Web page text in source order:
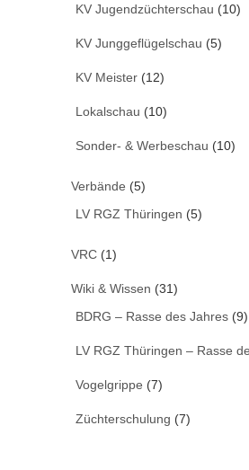
KV Jugendzüchterschau (10)
KV Junggeflügelschau (5)
KV Meister (12)
Lokalschau (10)
Sonder- & Werbeschau (10)
Verbände (5)
LV RGZ Thüringen (5)
VRC (1)
Wiki & Wissen (31)
BDRG – Rasse des Jahres (9)
LV RGZ Thüringen – Rasse
Vogelgrippe (7)
Züchterschulung (7)